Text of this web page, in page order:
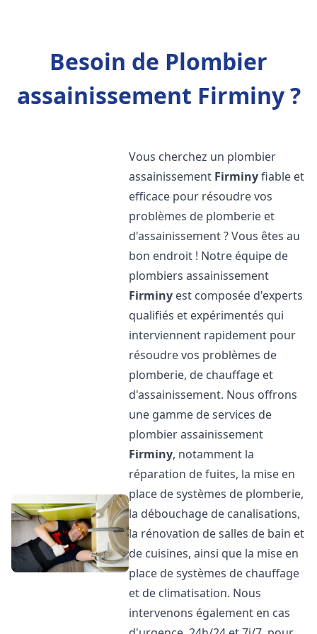
Besoin de Plombier
assainissement Firminy ?
Vous cherchez un plombier
assainissement Firminyfiable et
efficace pour résoudre vos
problèmes de plomberie et
d'assainissement ? Vous êtes au
bon endroit ! Notre équipe de
plombiers assainissement
Firminy est composée d'experts
qualifiés et expérimentés qui
interviennent rapidement pour
résoudre vos problèmes de
plomberie, de chauffage et
d'assainissement. Nous offrons
une gamme de services de
plombier assainissement
Firminy, notamment la
réparation de fuites, la mise en
place de systèmes de plomberie,
la débouchage de canalisations,
la rénovation de salles de bain et
de cuisines, ainsi que la mise en
place de systèmes de chauffage
et de climatisation. Nous
intervenons également en cas